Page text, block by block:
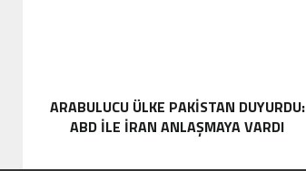
ARABULUCU ÜLKE PAKISTAN DUYURDU:
ABD ILE İRAN ANLAŞMAYA VARDI